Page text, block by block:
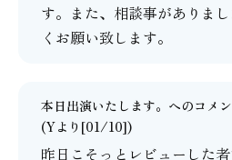
す。また、相談事がありま
くお願い致します。
本日出演いたします。 へのコメ
(Yより[01/10])
昨日こそっとレビューした者